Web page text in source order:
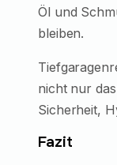
Öl und
bleiben.
nicht nur
Sicherheit,
Fazit